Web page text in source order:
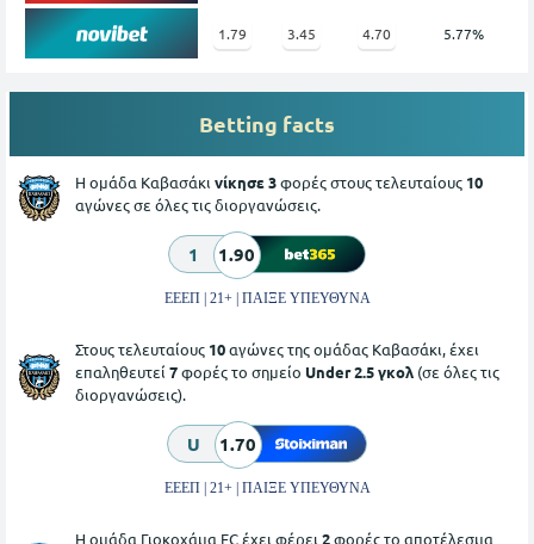
1.79 3.45 4.70 5.77%
Betting facts
Η ομάδα Καβασάκι νίκησε 3φορές στους τελευταίους 10
αγώνες σε όλες τις διοργανώσεις.
1 1.90
ΕΕΕΠ | 21+ | ΠΑΙΞΕ ΥΠΕΥΘΥΝΑ
Στους τελευταίους 10αγώνες της ομάδας Καβασάκι, έχει
επαληθευτεί 7φορές το σημείο Under 2.5 γκολ (σε όλες τις
διοργανώσεις).
U 1.70
ΕΕΕΠ | 21+ | ΠΑΙΞΕ ΥΠΕΥΘΥΝΑ
Η ομάδα Γιοκοχάμα FC έχει φέρει 2φορές το αποτέλεσμα